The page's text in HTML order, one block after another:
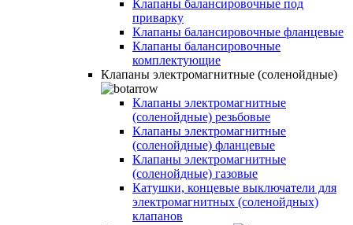
Клапаны балансировочные под
приварку
Клапаны балансировочные фланцевые
Клапаны балансировочные
комплектующие
Клапаны электромагнитные (соленойдные)
Клапаны электромагнитные
(соленойдные) резьбовые
Клапаны электромагнитные
(соленойдные) фланцевые
Клапаны электромагнитные
(соленойдные) газовые
Катушки, концевые выключатели для
электромагнитных (соленойдных)
клапанов